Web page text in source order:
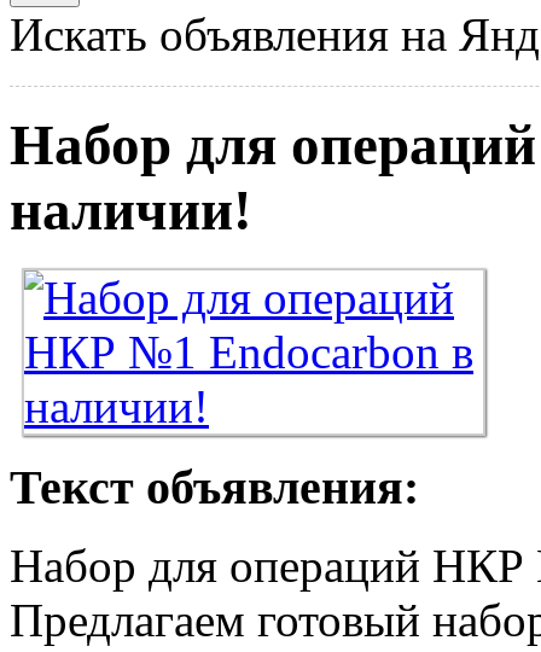
Искать объявления на
Набор для
наличии!
Текст объявления:
Набор для операций
Предлагаем готовый